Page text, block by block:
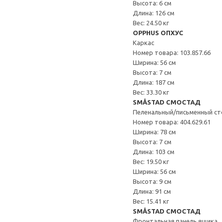
Высота: 6 см
Длина: 126 см
Вес: 24.50 кг
OPPHUS ОПХУС
Каркас
Номер товара: 103.857.66
Ширина: 56 см
Высота: 7 см
Длина: 187 см
Вес: 33.30 кг
SMÅSTAD СМОСТАД
Пеленальный/письменный
Номер товара: 404.629.61
Ширина: 78 см
Высота: 7 см
Длина: 103 см
Вес: 19.50 кг
Ширина: 56 см
Высота: 9 см
Длина: 91 см
Вес: 15.41 кг
SMÅSTAD СМОСТАД